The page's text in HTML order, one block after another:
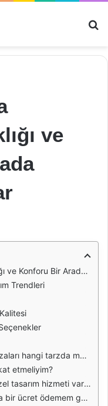
ve
Bir Arada Sunan Mekanlar
Trendleri
tarzda mobilyalar sunuyor?
etmeliyim?
hizmeti var mı?
ödemem gerekiyor mu?